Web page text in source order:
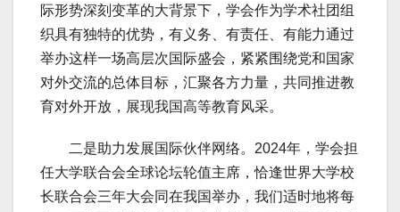
际形势深刻变革的大背景下，学会作为学术社团组
织具有独特的优势，有义务、有责任、有能力通过
举办这样一场高层次国际盛会，紧紧围绕党和国家
对外交流的总体目标，汇聚各方力量，共同推进教
育对外开放，展现我国高等教育风采。
二是助力发展国际伙伴网络。2024年，学会担
任大学联合会全球论坛轮值主席，恰逢世界大学校
长联合会三年大会同在我国举办，我们适时地将每